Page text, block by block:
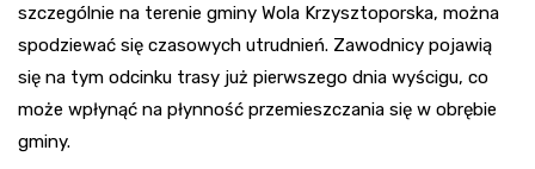
szczególnie na terenie gminy Wola Krzysztoporska, można
spodziewać się czasowych utrudnień. Zawodnicy pojawią
się na tym odcinku trasy już pierwszego dnia wyścigu, co
może wpłynąć na płynność przemieszczania się w obrębie
gminy.